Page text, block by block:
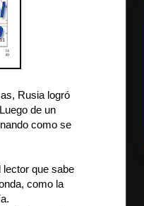
Rusia logró
de un
como se
lector que sabe
como la